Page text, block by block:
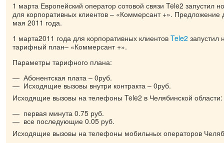
1 марта Европейский оператор сотовой связи Tele2 запустил
для корпоративных клиентов – «Коммерсант +». Предложение
мая 2011 года.
1 марта2011 года для корпоративных клиентов Tele2 запустил
тарифный план– «Коммерсант +».
Параметры тарифного плана:
Абонентская плата – 0руб.
Исходящие вызовы внутри контракта – 0руб.
Исходящие вызовы на телефоны Tele2 в Челябинской области:
первая минута 0.75 руб.
все последующие 0.05 руб.
Исходящие вызовы на телефоны мобильных операторов